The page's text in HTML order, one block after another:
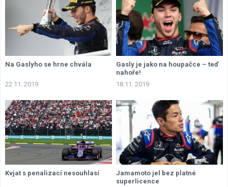
Na Gaslyho se hrne chvála
22.11. 2019
Gasly je jako na houpačce – teď
nahoře!
18.11. 2019
Kvjat s penalizací nesouhlasí
Jamamoto jel bez platné
superlicence